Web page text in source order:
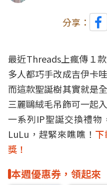
分享：
最近Threads上瘋傳１
多人都巧手改成吉伊卡
而這款聖誕樹其實就是
三麗鷗絨毛吊飾可一起
一系列IP聖誕交換禮物
LuLu，趕緊來瞧瞧！
獎！
本週優惠券，領起來